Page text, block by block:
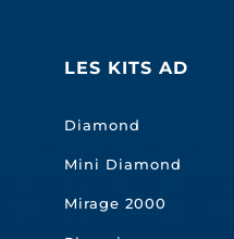
LES KITS AD
Diamond
Mini Diamond
Mirage 2000